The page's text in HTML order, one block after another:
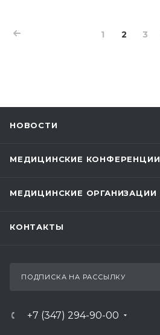
1 2 3
НОВОСТИ
МЕДИЦИНСКИЕ КОНФЕРЕНЦИИ
МЕДИЦИНСКИЕ ОРГАНИЗАЦИИ
КОНТАКТЫ
ПОДПИСКА НА РАССЫЛКУ
+7 (347) 294-90-00